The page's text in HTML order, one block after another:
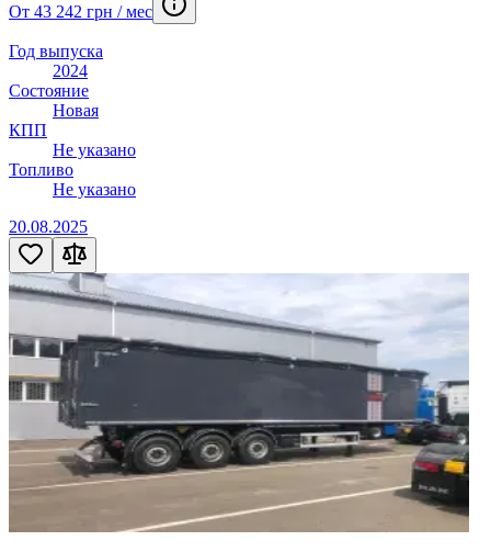
От 43 242 грн / мес
Год выпуска
2024
Состояние
Новая
КПП
Не указано
Топливо
Не указано
20.08.2025